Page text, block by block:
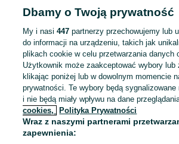
To ogłoszenie nie jest już
Dbamy o Twoją prywatność
My i nasi447 partnerzy przechowujemy lub
do informacji na urządzeniu, takich jak
plikach cookie w celu przetwarzania danych
Użytkownik może zaakceptować wybory lub
klikając poniżej lub w dowolnym momencie
prywatności. Te wybory będą sygnalizowane
i nie będą miały wpływu na dane
cookies,
Polityka Prywatności
Wraz z naszymi partnerami
zapewnienia: